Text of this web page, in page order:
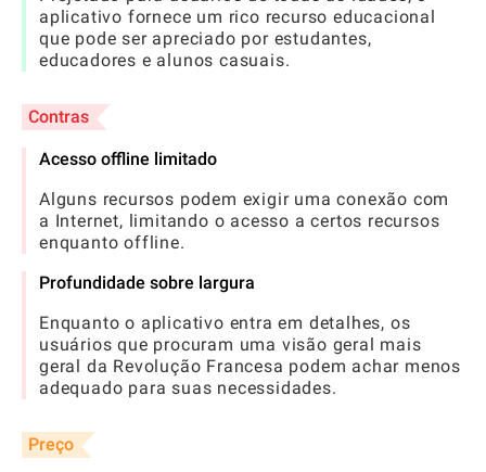
aplicativo fornece um rico recurso educacional
que pode ser apreciado por estudantes,
educadores e alunos casuais.
Contras
Acesso offline limitado
Alguns recursos podem exigir uma conexão com
a Internet, limitando o acesso a certos recursos
enquanto offline.
Profundidade sobre largura
Enquanto o aplicativo entra em detalhes, os
usuários que procuram uma visão geral mais
geral da Revolução Francesa podem achar menos
adequado para suas necessidades.
Preço